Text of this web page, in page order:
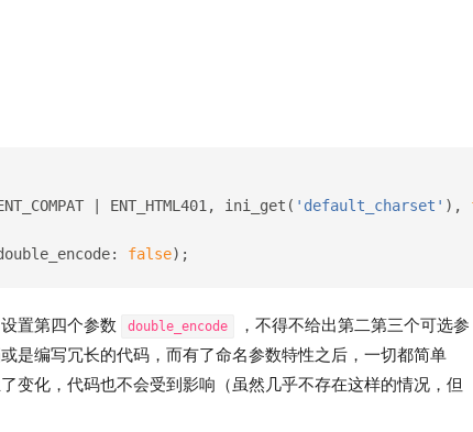
| ENT_HTML401, ini_get( 'default_charset' ),
false);
置第四个参数 double_encode
，不得不给出第二第三个可选参
是编写冗长的代码，而有了命名参数特性之后，一切都简单
变化，代码也不会受到影响（虽然几乎不存在这样的情况，但